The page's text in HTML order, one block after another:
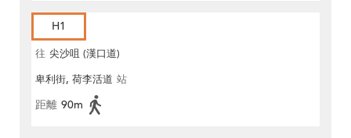
H1
往 尖沙咀 (漢口道)
卑利街, 荷李活道 站
距離 90m